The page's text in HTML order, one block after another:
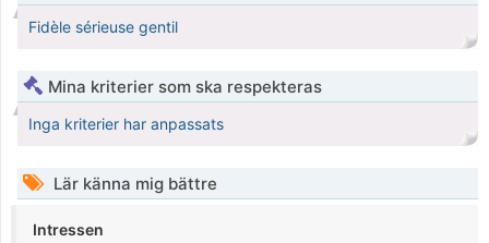
Fidèle sérieuse gentil
Mina kriterier som ska respekteras
Inga kriterier har anpassats
Lär känna mig bättre
Intressen